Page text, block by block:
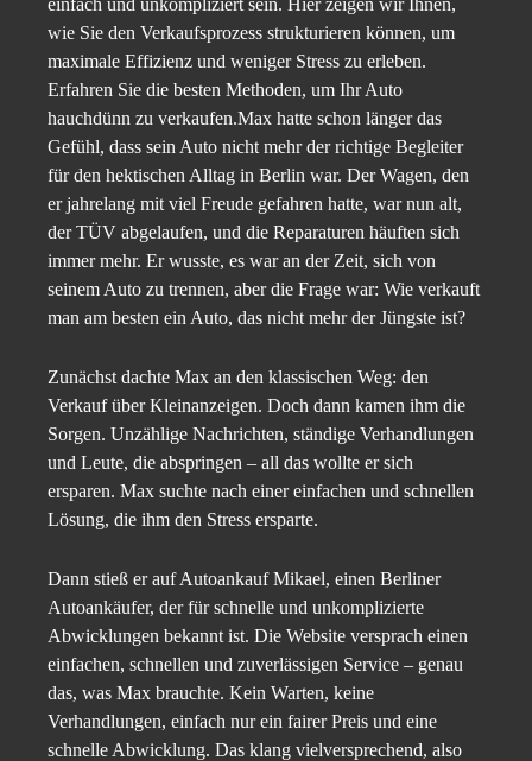
wie Sie den Verkaufsprozess strukturieren können, um
maximale Effizienz und weniger Stress zu erleben.
Erfahren Sie die besten Methoden, um Ihr Auto
hauchdünn zu verkaufen.Max hatte schon länger das
Gefühl, dass sein Auto nicht mehr der richtige Begleiter
für den hektischen Alltag in Berlin war. Der Wagen, den
er jahrelang mit viel Freude gefahren hatte, war nun alt,
der TÜV abgelaufen, und die Reparaturen häuften sich
immer mehr. Er wusste, es war an der Zeit, sich von
seinem Auto zu trennen, aber die Frage war: Wie verkauft
man am besten ein Auto, das nicht mehr der Jüngste ist?
Zunächst dachte Max an den klassischen Weg: den
Verkauf über Kleinanzeigen. Doch dann kamen ihm die
Sorgen. Unzählige Nachrichten, ständige Verhandlungen
und Leute, die abspringen – all das wollte er sich
ersparen. Max suchte nach einer einfachen und schnellen
Lösung, die ihm den Stress ersparte.
Dann stieß er auf Autoankauf Mikael, einen Berliner
Autoankäufer, der für schnelle und unkomplizierte
Abwicklungen bekannt ist. Die Website versprach einen
einfachen, schnellen und zuverlässigen Service – genau
das, was Max brauchte. Kein Warten, keine
Verhandlungen, einfach nur ein fairer Preis und eine
schnelle Abwicklung. Das klang vielversprechend, also